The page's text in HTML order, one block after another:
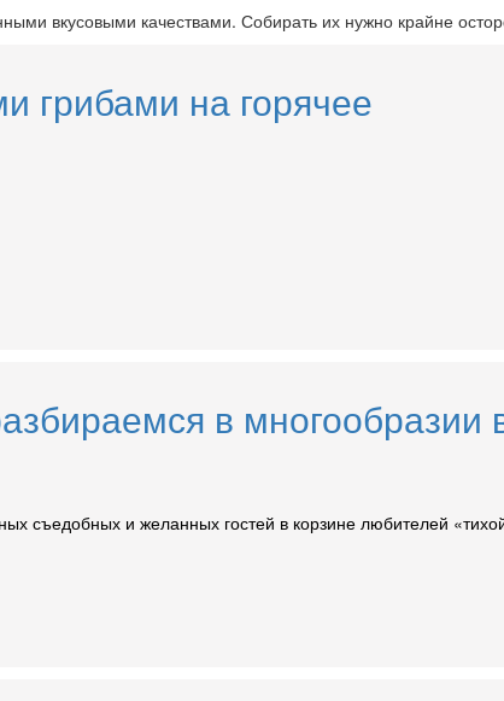
вкусовыми качествами. Собирать их нужно крайне
грибами на горячее
в многообразии
съедобных и желанных гостей в корзине любителей